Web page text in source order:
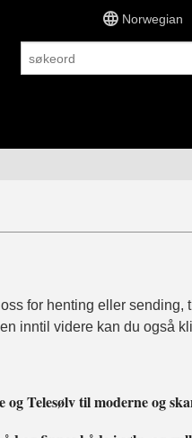
Norwegian
for henting eller sending,
inntil videre kan du også
Telesølv til moderne og